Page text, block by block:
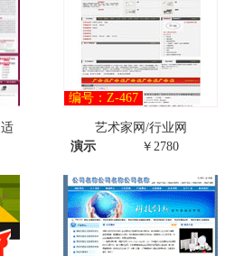
编号：Z-467
艺术家网/行业网
演示
￥2780